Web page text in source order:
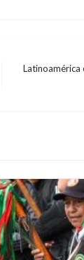
Latinoamérica